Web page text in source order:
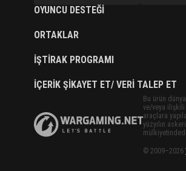
OYUNCU DESTEĞI
ORTAKLAR
İŞTIRAK PROGRAMI
İÇERIK ŞIKAYET ET/ VERI TALEP ET
Bu ürün
ve/veya
araçlara
yüzyılın
© 2009–2026